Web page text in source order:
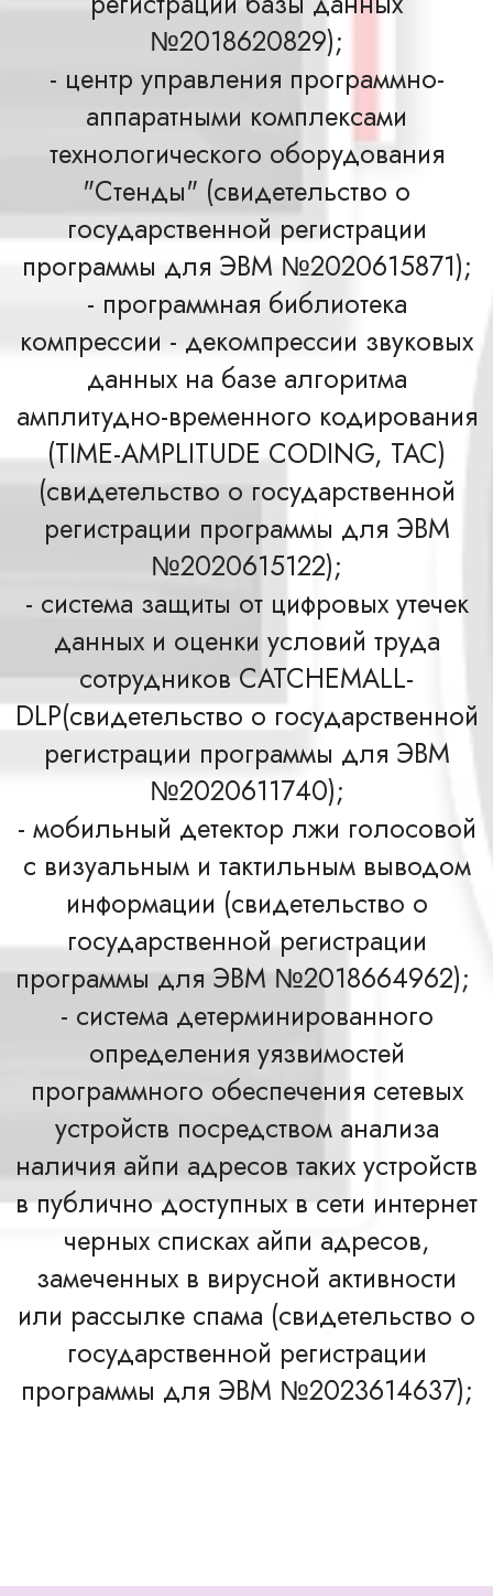
№2018620829);
- центр управления программно-
аппаратными комплексами
технологического оборудования
"Стенды" (свидетельство о
государственной регистрации
программы для ЭВМ №2020615871);
- программная библиотека
компрессии - декомпрессии звуковых
данных на базе алгоритма
амплитудно-временного кодирования
(TIME-AMPLITUDE CODING, TAC)
(свидетельство о государственной
регистрации программы для ЭВМ
№2020615122);
- система защиты от цифровых утечек
данных и оценки условий труда
сотрудников CATCHEMALL-
DLP(свидетельство о государственной
регистрации программы для ЭВМ
№2020611740);
- мобильный детектор лжи голосовой
с визуальным и тактильным выводом
информации (свидетельство о
государственной регистрации
программы для ЭВМ №2018664962);
- система детерминированного
определения уязвимостей
программного обеспечения сетевых
устройств посредством анализа
наличия айпи адресов таких устройств
в публично доступных в сети интернет
черных списках айпи адресов,
замеченных в вирусной активности
или рассылке спама (свидетельство о
государственной регистрации
программы для ЭВМ №2023614637);